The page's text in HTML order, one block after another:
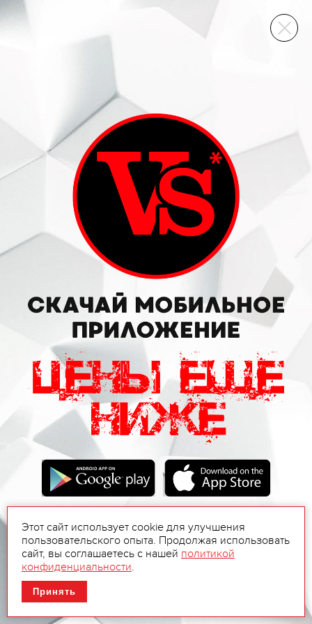
ВИННЫЙ СКЛАД
Этот сайт использует cookie для улучшения
пользовательского опыта. Продолжая использовать
сайт, вы соглашаетесь с нашей политикой
конфиденциальности.
Принять